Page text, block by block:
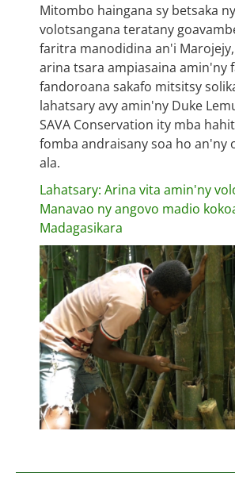
Mitombo haingana sy betsaka ny
volotsangana teratany
faritra manodidina an'i
arina tsara ampiasaina amin'ny
fandoroana sakafo mitsitsy
lahatsary avy amin'ny Duke
SAVA Conservation ity mba
fomba andraisany soa ho an'ny
ala.
Lahatsary: ​​Arina vita amin'ny
Manavao ny angovo madio
Madagasikara